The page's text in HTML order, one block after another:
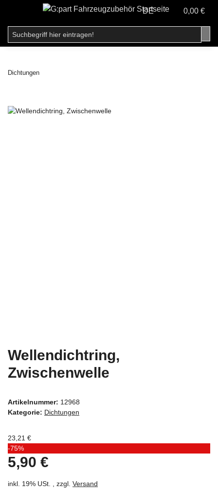
DE 0,00 €
Dichtungen
Wellendichtring,
Zwischenwelle
Artikelnummer: 12968
Kategorie: Dichtungen
23,21 €
-75%
5,90 €
inkl. 19% USt. , zzgl. Versand